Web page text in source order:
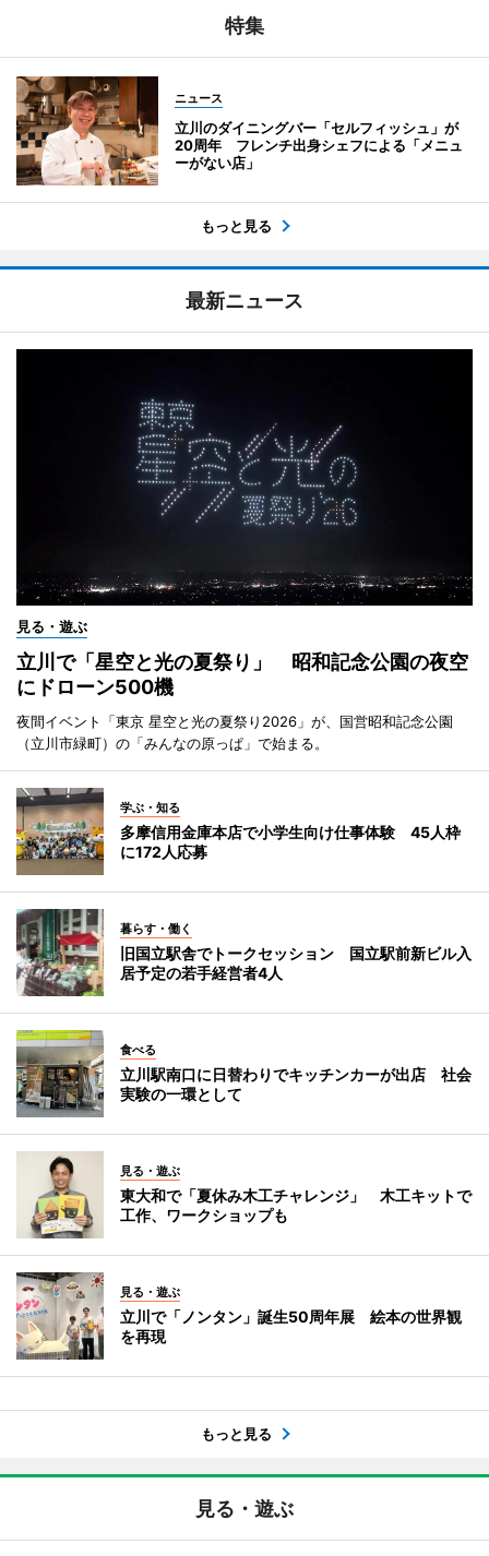
特集
ニュース
立川のダイニングバー「セルフィッシュ」が
20周年 フレンチ出身シェフによる「メニュ
ーがない店」
もっと見る
最新ニュース
見る・遊ぶ
立川で「星空と光の夏祭り」 昭和記念公園の夜空
にドローン500機
夜間イベント「東京 星空と光の夏祭り2026」が、国営昭和記念公園
（立川市緑町）の「みんなの原っぱ」で始まる。
学ぶ・知る
多摩信用金庫本店で小学生向け仕事体験 45人枠
に172人応募
暮らす・働く
旧国立駅舎でトークセッション 国立駅前新ビル入
居予定の若手経営者4人
食べる
立川駅南口に日替わりでキッチンカーが出店 社会
実験の一環として
見る・遊ぶ
東大和で「夏休み木工チャレンジ」 木工キットで
工作、ワークショップも
見る・遊ぶ
立川で「ノンタン」誕生50周年展 絵本の世界観
を再現
もっと見る
見る・遊ぶ